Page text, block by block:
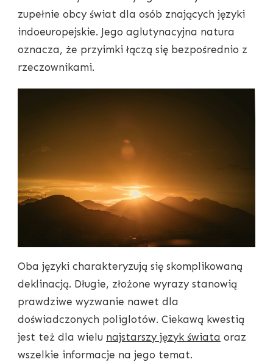
zupełnie obcy świat dla osób znających języki
indoeuropejskie. Jego aglutynacyjna natura
oznacza, że przyimki łączą się bezpośrednio z
rzeczownikami.
Oba języki charakteryzują się skomplikowaną
deklinacją. Długie, złożone wyrazy stanowią
prawdziwe wyzwanie nawet dla
doświadczonych poliglotów. Ciekawą kwestią
jest też dla wielu najstarszy język świata oraz
wszelkie informacje na jego temat.